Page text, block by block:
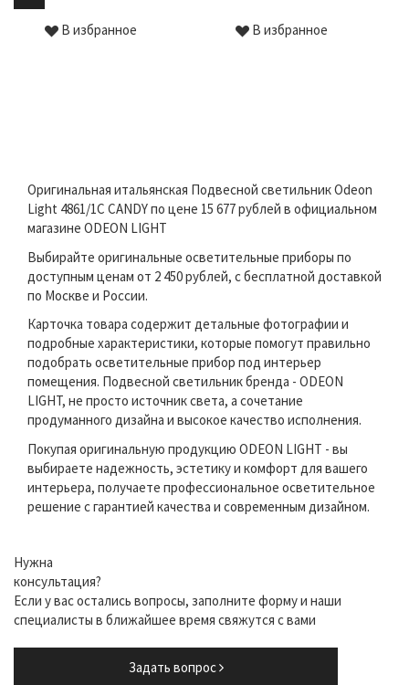
В избранное В избранное
Оригинальная итальянская Подвесной светильник Odeon
Light 4861/1C CANDY по цене 15 677 рублей в официальном
магазине ODEON LIGHT
Выбирайте оригинальные осветительные приборы по
доступным ценам от 2 450 рублей, с бесплатной доставкой
по Москве и России.
Карточка товара содержит детальные фотографии и
подробные характеристики, которые помогут правильно
подобрать осветительные прибор под интерьер
помещения. Подвесной светильник бренда - ODEON
LIGHT, не просто источник света, а сочетание
продуманного дизайна и высокое качество исполнения.
Покупая оригинальную продукцию ODEON LIGHT - вы
выбираете надежность, эстетику и комфорт для вашего
интерьера, получаете профессиональное осветительное
решение с гарантией качества и современным дизайном.
Нужна
консультация?
Если у вас остались вопросы, заполните форму и наши
специалисты в ближайшее время свяжутся с вами
Задать вопрос